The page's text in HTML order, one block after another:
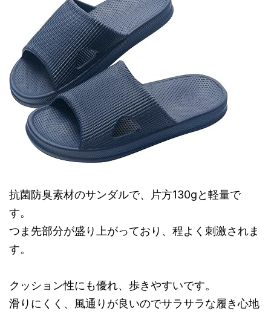
抗菌防臭素材のサンダルで、片方130gと軽量で
す。
つま先部分が盛り上がっており、程よく刺激されま
す。
クッション性にも優れ、歩きやすいです。
滑りにくく、風通りが良いのでサラサラな履き心地